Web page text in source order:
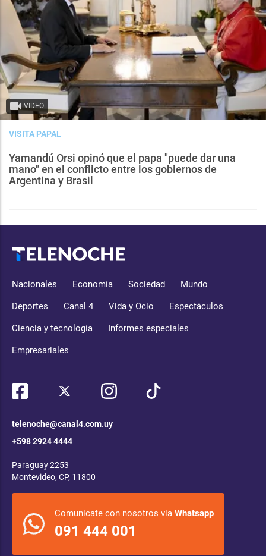
VIDEO
VISITA PAPAL
Yamandú Orsi opinó que el papa "puede dar una
mano" en el conflicto entre los gobiernos de
Argentina y Brasil
Nacionales Economía Sociedad Mundo
Deportes Canal 4 Vida y Ocio Espectáculos
Ciencia y tecnología Informes especiales
Empresariales
telenoche@canal4.com.uy
+598 2924 4444
Paraguay 2253
Montevideo, CP, 11800
Comunicate con nosotros via Whatsapp
091 444 001